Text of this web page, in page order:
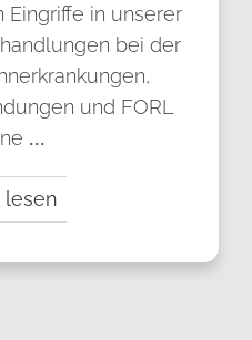
Eingriffe in unserer
bei der
und FORL
...
lesen